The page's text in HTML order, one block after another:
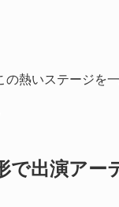
の熱いステージを
で出演アー